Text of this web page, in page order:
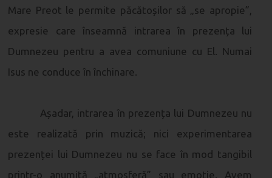
Mare Preot le permite păcătoșilor să „se apropie”,
expresie care înseamnă intrarea în prezența lui
Dumnezeu pentru a avea comuniune cu El. Numai
Isus ne conduce în închinare.
Așadar, intrarea în prezența lui Dumnezeu nu
este realizată prin muzică; nici experimentarea
prezenței lui Dumnezeu nu se face în mod tangibil
printr-o anumită „atmosferă” sau emoție. Avem